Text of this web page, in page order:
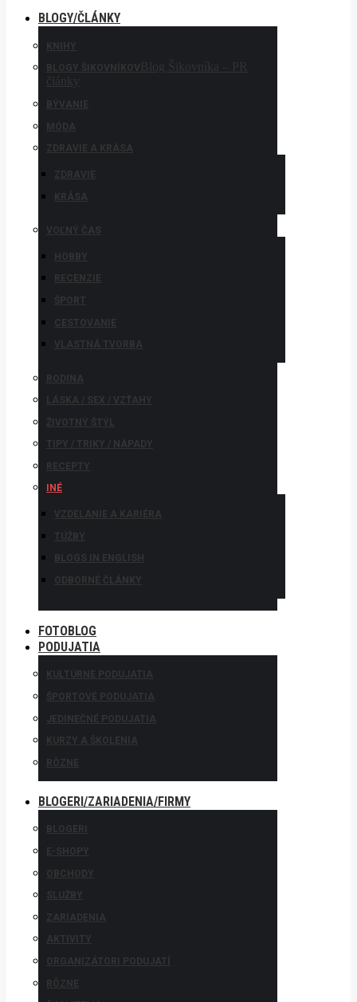
BLOGY/ČLÁNKY
KNIHY
BLOGY ŠIKOVNÍKOV Blog Šikovníka – PR
články
BÝVANIE
MÓDA
ZDRAVIE A KRÁSA
ZDRAVIE
KRÁSA
VOĽNÝ ČAS
HOBBY
RECENZIE
ŠPORT
CESTOVANIE
VLASTNÁ TVORBA
RODINA
LÁSKA / SEX / VZŤAHY
ŽIVOTNÝ ŠTÝL
TIPY / TRIKY / NÁPADY
RECEPTY
INÉ
VZDELANIE A KARIÉRA
TÚŽBY
BLOGS IN ENGLISH
ODBORNÉ ČLÁNKY
FOTOBLOG
PODUJATIA
KULTÚRNE PODUJATIA
ŠPORTOVÉ PODUJATIA
JEDINEČNÉ PODUJATIA
KURZY A ŠKOLENIA
RÔZNE
BLOGERI/ZARIADENIA/FIRMY
BLOGERI
E-SHOPY
OBCHODY
SLUŽBY
ZARIADENIA
AKTIVITY
ORGANIZÁTORI PODUJATÍ
RÔZNE